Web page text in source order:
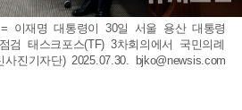
이재명 대통령이 30일 서울 용산 대통령
검 태스크포스(TF) 3차회의에서 국민의례
진기자단) 2025.07.30.
bjko@newsis.com